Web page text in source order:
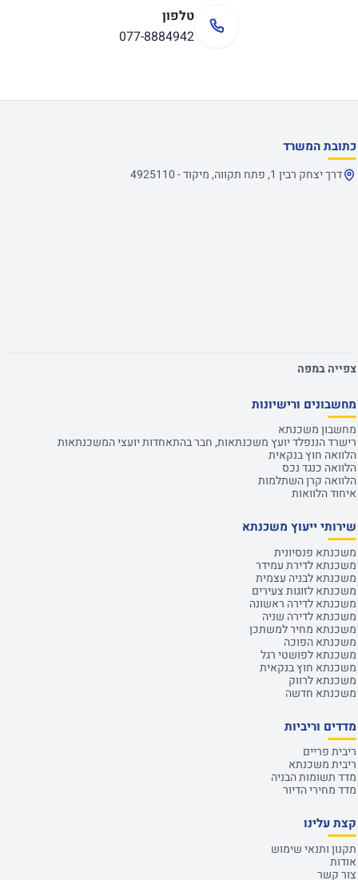
טלפון
077-8884942
כתובת המשרד
דרך יצחק רבין 1, פתח תקווה, מיקוד - 4925110
צפייה במפה
מחשבונים ורישיונות
מחשבון משכנתא
רישרד הננפלד יועץ משכנתאות, חבר בהתאחדות יועצי המשכנתאות
הלוואה חוץ בנקאית
הלוואה כנגד נכס
הלוואה קרן השתלמות
איחוד הלוואות
שירותי ייעוץ משכנתא
משכנתא פנסיונית
משכנתא לדירת עמידר
משכנתא לבניה עצמית
משכנתא לזוגות צעירים
משכנתא לדירה ראשונה
משכנתא לדירה שניה
משכנתא מחיר למשתכן
משכנתא הפוכה
משכנתא לפושטי רגל
משכנתא חוץ בנקאית
משכנתא לרווק
משכנתא חדשה
מדדים וריביות
ריבית פריים
ריבית משכנתא
מדד תשומות הבניה
מדד מחירי הדיור
קצת עלינו
תקנון ותנאי שימוש
אודות
צור קשר